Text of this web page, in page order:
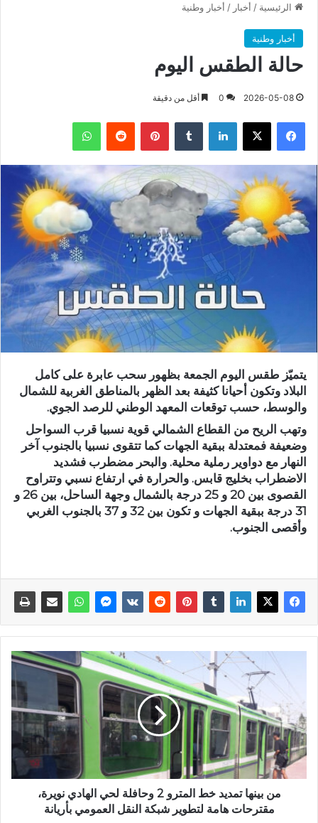
الرئيسية / أخبار / أخبار وطنية
أخبار وطنية
حالة الطقس اليوم
2026-05-08
0 أقل من دقيقة
فيسبوك X لينكدإن بينتيريست واتساب
يتميّز طقس اليوم الجمعة بظهور سحب عابرة على كامل
البلاد وتكون أحيانا كثيفة بعد الظهر بالمناطق الغربية للشمال
والوسط، حسب توقعات المعهد الوطني للرصد الجوي.
وتهب الريح من القطاع الشمالي قوية نسبيا قرب السواحل
وضعيفة فمعتدلة ببقية الجهات كما تتقوى نسبيا بالجنوب آخر
النهار مع دواوير رملية محلية. والبحر مضطرب فشديد
الاضطراب بخليج قابس. والحرارة في ارتفاع نسبي وتتراوح
القصوى بين 20 و 25 درجة بالشمال وجهة الساحل، بين 26 و
31 درجة ببقية الجهات و تكون بين 32 و 37 بالجنوب الغربي
وأقصى الجنوب.
من بينها تمديد خط المترو 2 وحافلة لحي الهادي نويرة،
مقترحات هامة لتطوير شبكة النقل العمومي بأريانة